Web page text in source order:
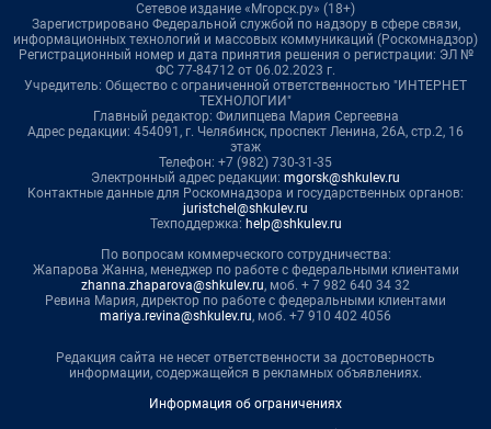
Сетевое издание «Мгорск.ру» (18+)
Зарегистрировано Федеральной службой по надзору в сфере связи,
информационных технологий и массовых коммуникаций (Роскомнадзор)
Регистрационный номер и дата принятия решения о регистрации: ЭЛ №
ФС 77-84712 от 06.02.2023 г.
Учредитель: Общество с ограниченной ответственностью "ИНТЕРНЕТ
ТЕХНОЛОГИИ"
Главный редактор: Филипцева Мария Сергеевна
Адрес редакции: 454091, г. Челябинск, проспект Ленина, 26А, стр.2, 16
этаж
Телефон: +7 (982) 730-31-35
Электронный адрес редакции: mgorsk@shkulev.ru
Контактные данные для Роскомнадзора и государственных органов:
juristchel@shkulev.ru
Техподдержка: help@shkulev.ru
По вопросам коммерческого сотрудничества:
Жапарова Жанна, менеджер по работе с федеральными клиентами
zhanna.zhaparova@shkulev.ru, моб. + 7 982 640 34 32
Ревина Мария, директор по работе с федеральными клиентами
mariya.revina@shkulev.ru, моб. +7 910 402 4056
Редакция сайта не несет ответственности за достоверность
информации, содержащейся в рекламных объявлениях.
Информация об ограничениях